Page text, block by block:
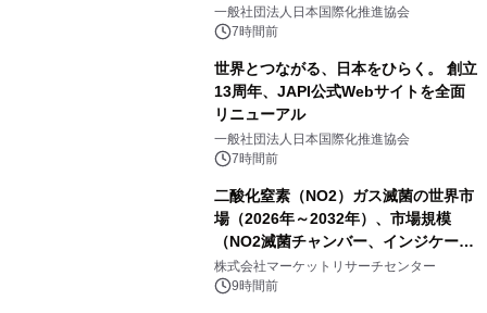
をリリース
一般社団法人日本国際化推進協会
7時間前
世界とつながる、日本をひらく。 創立
13周年、JAPI公式Webサイトを全面
リニューアル
一般社団法人日本国際化推進協会
7時間前
二酸化窒素（NO2）ガス滅菌の世界市
場（2026年～2032年）、市場規模
（NO2滅菌チャンバー、インジケータ
ーおよびモニタリングシステム、その
他）・分析レポートを発表
株式会社マーケットリサーチセンター
9時間前